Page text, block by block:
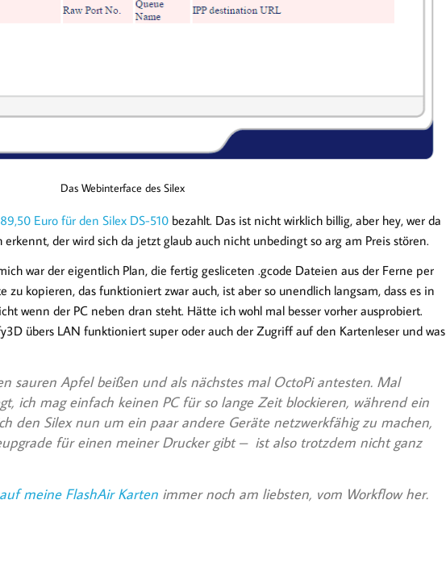
Das Webinterface des Silex
Euro für den Silex DS-510bezahlt. Das ist nicht wirklich billig, aber hey, wer da
der wird sich da jetzt glaub auch nicht unbedingt so arg am Preis stören.
war der eigentlich Plan, die fertig gesliceten .gcode Dateien aus der Ferne per
kopieren, das funktioniert zwar auch, ist aber so unendlich langsam, dass es in
wenn der PC neben dran steht. Hätte ich wohl mal besser vorher ausprobiert.
übers LAN funktioniert super oder auch der Zugriff auf den Kartenleser und was
sauren Apfel beißen und als nächstes mal OctoPi antesten. Mal
ich mag einfach keinen PC für so lange Zeit blockieren, während ein
den Silex nun um ein paar andere Geräte netzwerkfähig zu machen,
für einen meiner Drucker gibt – ist also trotzdem nicht ganz
meine FlashAir Karten immer noch am liebsten, vom Workflow her.